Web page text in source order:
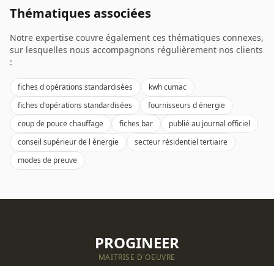
Thématiques associées
Notre expertise couvre également ces thématiques connexes,
sur lesquelles nous accompagnons régulièrement nos clients
:
fiches d opérations standardisées
kwh cumac
fiches d'opérations standardisées
fournisseurs d énergie
coup de pouce chauffage
fiches bar
publié au journal officiel
conseil supérieur de l énergie
secteur résidentiel tertiaire
modes de preuve
PROGINEER
MAITRISE D'OEUVRE